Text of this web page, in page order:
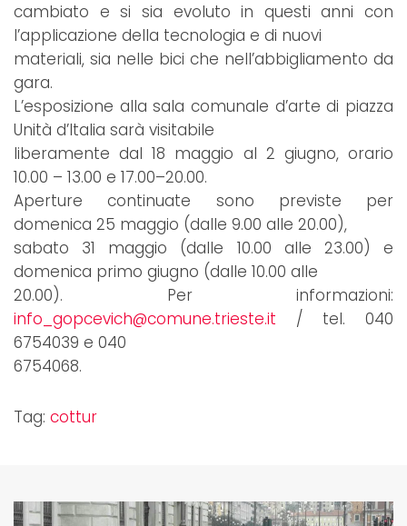
cambiato e si sia evoluto in questi anni con
l’applicazione della tecnologia e di nuovi
materiali, sia nelle bici che nell’abbigliamento da
gara.
L’esposizione alla sala comunale d’arte di piazza
Unità d’Italia sarà visitabile
liberamente dal 18 maggio al 2 giugno, orario
10.00 – 13.00 e 17.00–20.00.
Aperture continuate sono previste per
domenica 25 maggio (dalle 9.00 alle 20.00),
sabato 31 maggio (dalle 10.00 alle 23.00) e
domenica primo giugno (dalle 10.00 alle
20.00). Per informazioni:
info_gopcevich@comune.trieste.it / tel. 040
6754039 e 040
6754068.
Tag: cottur